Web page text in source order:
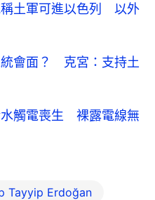
稱土軍可進以色列 以外
會面？ 克宮：支持土
水觸電喪生 裸露電線無
Tayyip Erdoğan